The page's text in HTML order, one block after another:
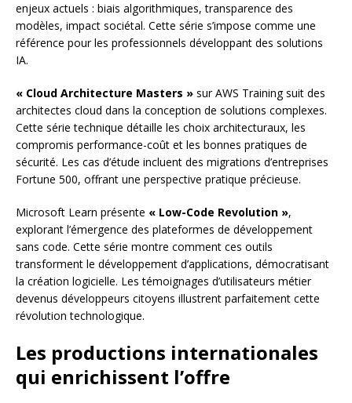
enjeux actuels : biais algorithmiques, transparence des
modèles, impact sociétal. Cette série s’impose comme une
référence pour les professionnels développant des solutions
IA.
« Cloud Architecture Masters » sur AWS Training suit des
architectes cloud dans la conception de solutions complexes.
Cette série technique détaille les choix architecturaux, les
compromis performance-coût et les bonnes pratiques de
sécurité. Les cas d’étude incluent des migrations d’entreprises
Fortune 500, offrant une perspective pratique précieuse.
Microsoft Learn présente « Low-Code Revolution »,
explorant l’émergence des plateformes de développement
sans code. Cette série montre comment ces outils
transforment le développement d’applications, démocratisant
la création logicielle. Les témoignages d’utilisateurs métier
devenus développeurs citoyens illustrent parfaitement cette
révolution technologique.
Les productions internationales
qui enrichissent l’offre